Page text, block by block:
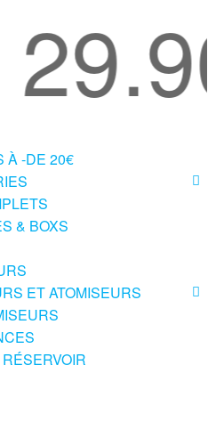
À -DE 20€
& BOXS
ET ATOMISEURS